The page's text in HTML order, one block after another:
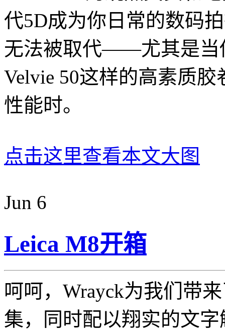
代5D成为你日常的数码
无法被取代——尤其是当
Velvie 50这样的高素质
性能时。
点击这里查看本文大图
Jun 6
Leica M8开箱
呵呵，Wrayck为我们带
集，同时配以翔实的文